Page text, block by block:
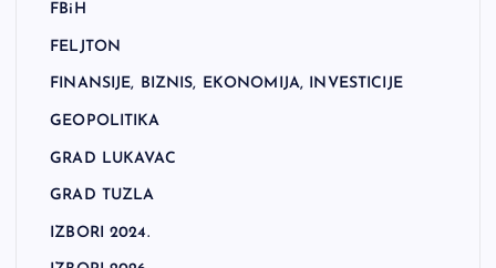
FBiH
FELJTON
FINANSIJE, BIZNIS, EKONOMIJA, INVESTICIJE
GEOPOLITIKA
GRAD LUKAVAC
GRAD TUZLA
IZBORI 2024.